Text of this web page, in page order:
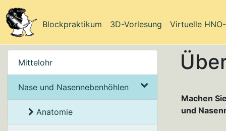
Blockpraktikum 3D-Vorlesung Virtuelle
Mittelohr
Nase und Nasennebenhöhlen
Anatomie
Machen
und